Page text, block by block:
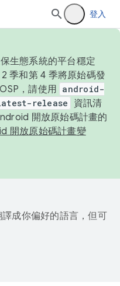
登入
生態系統的平台穩定
季和第 4 季將原始碼發
，請使用 android-
release
資訊清
開放原始碼計畫的
開放原始碼計畫變
成你偏好的語言，但可